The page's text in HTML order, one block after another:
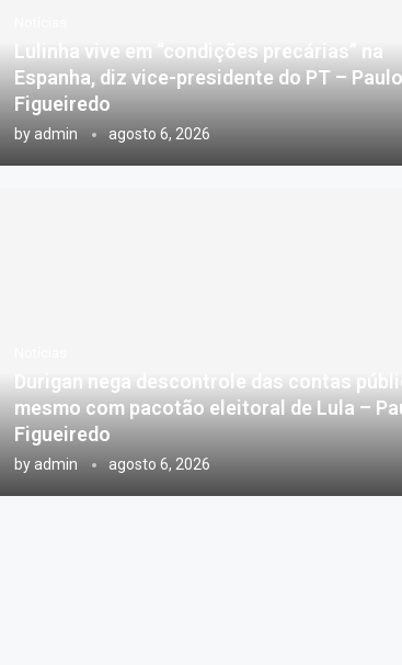
Lulinha vive em “condições precárias” na
Espanha, diz vice-presidente do PT – Paulo
Figueiredo
by admin agosto 6, 2026
Durigan nega descontrole das contas
mesmo com pacotão eleitoral de Lula –
Figueiredo
byadmin agosto 6, 2026